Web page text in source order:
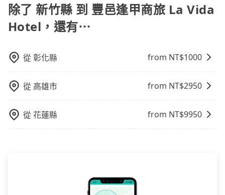
再節省50%的交通費用。
用戶卻遲遲尚未歸還，又或者要還車時卻偏偏找不到停
車位，對於急著用車或者要載其他乘客的人來說就有不
小的風險。最後，雖然路邊隨租隨還看似方便，但實際
上下車地點仍有段距離，在遇到下雨天或者載行李時，
通塞車時亦會加收延遲費用，一般屬短程接駁為主。 -
白牌車：優點是價格相對較低，有的還可喊價。但安全
性和服務質量無法保障，需要自行承擔風險，遇到狀況
步官網一鍵查價，即時試算您包車費用，清楚透明，且
無隱藏費用。
除了 新竹縣 到 豐邑逢甲商旅 La Vida
Hotel，還有⋯
從彰化縣 from NT$1000
從 高雄市 from NT$2950
從花蓮縣 from NT$9950